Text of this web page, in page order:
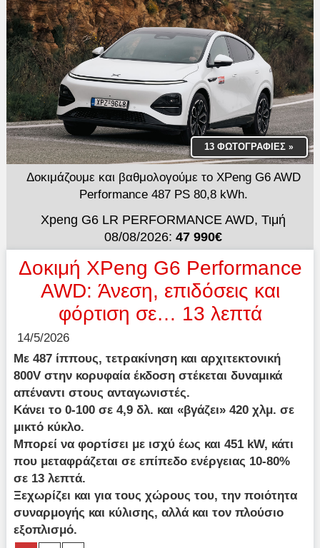
13 ΦΩΤΟΓΡΑΦΙΕΣ»
Δοκιμάζουμε και βαθμολογούμε το XPeng G6 AWD
Performance 487 PS 80,8 kWh.
Xpeng G6 LR PERFORMANCE AWD, Τιμή
08/08/2026: 47 990€
Δοκιμή XPeng G6 Performance
AWD: Άνεση, επιδόσεις και
φόρτιση σε… 13 λεπτά
14/5/2026
Με 487 ίππους, τετρακίνηση και αρχιτεκτονική
800V στην κορυφαία έκδοση στέκεται δυναμικά
απέναντι στους ανταγωνιστές.
Κάνει το 0-100 σε 4,9 δλ. και «βγάζει» 420 χλμ. σε
μικτό κύκλο.
Μπορεί να φορτίσει με ισχύ έως και 451 kW, κάτι
που μεταφράζεται σε επίπεδο ενέργειας 10-80%
σε 13 λεπτά.
Ξεχωρίζει και για τους χώρους του, την ποιότητα
συναρμογής και κύλισης, αλλά και τον πλούσιο
εξοπλισμό.